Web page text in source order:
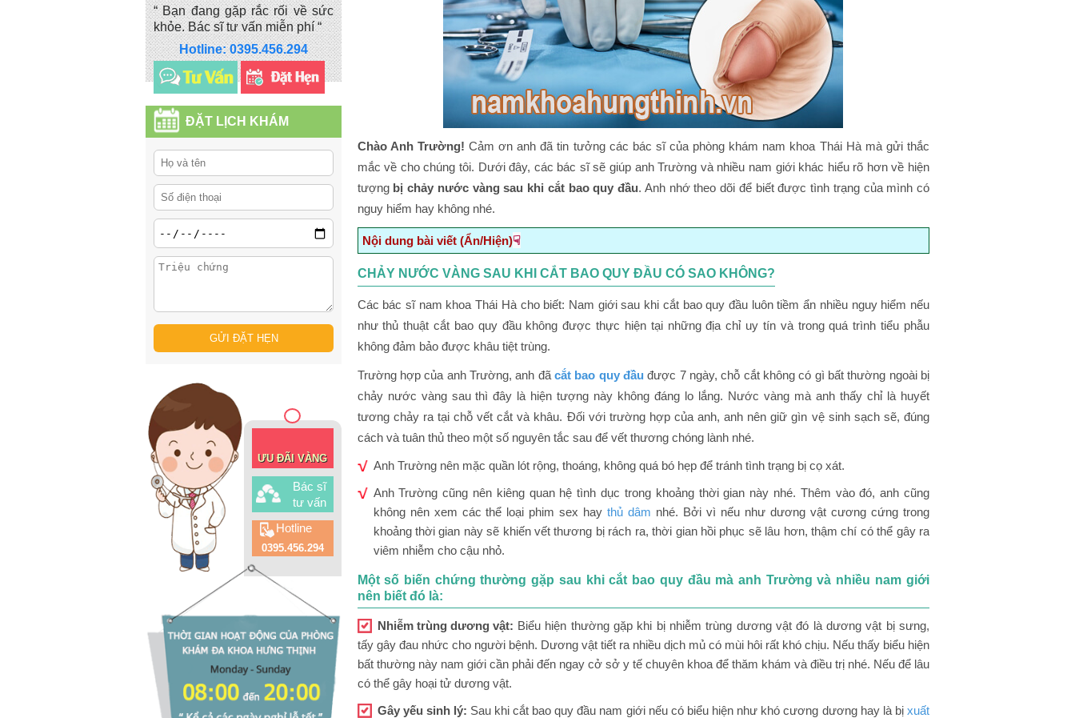
“ Bạn đang gặp rắc rối về sức
khỏe. Bác sĩ tư vấn miễn phí “
Hotline: 0395.456.294
ĐẶT LỊCH KHÁM
ƯU ĐÃI VÀNG
Bác sĩ
tư vấn
Hotline
0395.456.294
Chào Anh Trường! Cảm ơn anh đã tin tưởng các bác sĩ của phòng khám nam khoa Thái Hà mà gửi thắc
mắc về cho chúng tôi. Dưới đây, các bác sĩ sẽ giúp anh Trường và nhiều nam giới khác hiểu rõ hơn về hiện
tượng bị chảy nước vàng sau khi cắt bao quy đầu. Anh nhớ theo dõi để biết được tình trạng của mình có
nguy hiểm hay không nhé.
Nội dung bài viết (Ẩn/Hiện)☟
Chảy nước vàng sau khi cắt bao quy đầu có sao không?
Một số biến chứng thường gặp sau khi cắt bao quy đầu mà anh Trường và nhiều nam giới nên biết
đó là:
Nên làm gì khi có những dấu hiệu bất thường sau khi cắt bao quy đầu?
CHẢY NƯỚC VÀNG SAU KHI CẮT BAO QUY ĐẦU CÓ SAO KHÔNG?
Các bác sĩ nam khoa Thái Hà cho biết: Nam giới sau khi cắt bao quy đầu luôn tiềm ẩn nhiều nguy hiểm nếu
như thủ thuật cắt bao quy đầu không được thực hiện tại những địa chỉ uy tín và trong quá trình tiểu phẫu
không đảm bảo được khâu tiệt trùng.
Trường hợp của anh Trường, anh đã cắt bao quy đầu được 7 ngày, chỗ cắt không có gì bất thường ngoài bị
chảy nước vàng sau thì đây là hiện tượng này không đáng lo lắng. Nước vàng mà anh thấy chỉ là huyết
tương chảy ra tại chỗ vết cắt và khâu. Đối với trường hợp của anh, anh nên giữ gìn vệ sinh sạch sẽ, đúng
cách và tuân thủ theo một số nguyên tắc sau để vết thương chóng lành nhé.
Anh Trường nên mặc quần lót rộng, thoáng, không quá bó hẹp để tránh tình trạng bị cọ xát.
Anh Trường cũng nên kiêng quan hệ tình dục trong khoảng thời gian này nhé. Thêm vào đó, anh cũng
không nên xem các thể loại phim sex haythủ dâm nhé. Bởi vì nếu như dương vật cương cứng trong
khoảng thời gian này sẽ khiến vết thương bị rách ra, thời gian hồi phục sẽ lâu hơn, thậm chí có thể gây ra
viêm nhiễm cho cậu nhỏ.
Một số biến chứng thường gặp sau khi cắt bao quy đầu mà anh Trường và nhiều nam giới
nên biết đó là:
Nhiễm trùng dương vật: Biểu hiện thường gặp khi bị nhiễm trùng dương vật đó là dương vật bị sưng,
tấy gây đau nhức cho người bệnh. Dương vật tiết ra nhiều dịch mủ có mùi hôi rất khó chịu. Nếu thấy biểu hiện
bất thường này nam giới cần phải đến ngay cở sở y tế chuyên khoa để thăm khám và điều trị nhé. Nếu để lâu
có thể gây hoại tử dương vật.
Gây yếu sinh lý: Sau khi cắt bao quy đầu nam giới nếu có biểu hiện như khó cương dương hay là bị xuất